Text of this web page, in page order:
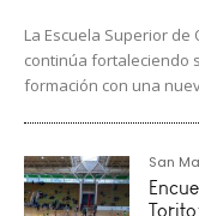
La Escuela Superior
continúa fortaleciendo
formación con una
San